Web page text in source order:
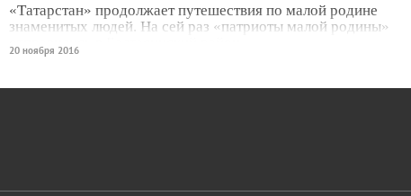
«Татарстан» продолжает путешествия по малой родине
знаменитых людей. На сей раз «патриоты малой родины»
отправились в Балтасинский район…
20 ноября 2016